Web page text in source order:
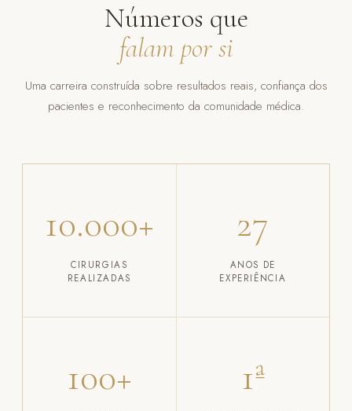
Números que
falam por si
Uma carreira construída sobre resultados reais, confiança dos
pacientes e reconhecimento da comunidade médica.
10.000+
CIRURGIAS
REALIZADAS
27
ANOS DE
EXPERIÊNCIA
100+ 1ª